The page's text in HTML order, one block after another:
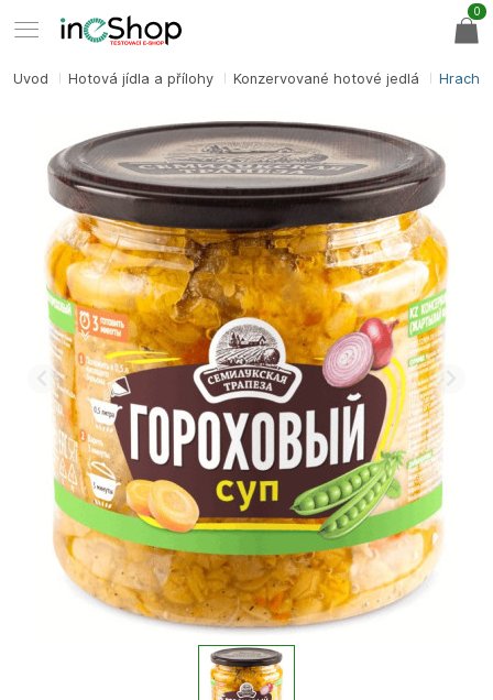
Úvod Hotová jídla a přílohy Konzervované hotové jedlá
0